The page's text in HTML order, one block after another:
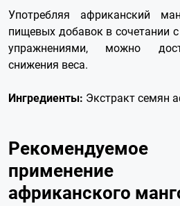
Употребляя африканский
пищевых добавок в сочетании
упражнениями, можно
снижения веса.
Ингредиенты: Экстракт семян
Рекомендуемое
африканского